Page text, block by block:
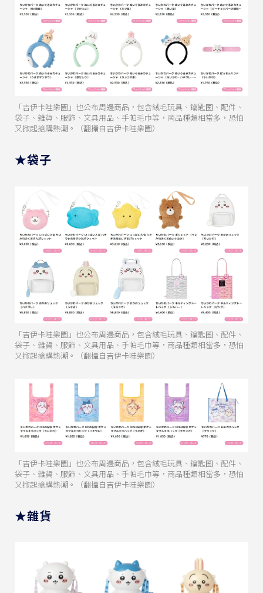
「吉伊卡哇樂園」也公布周邊商品，包含絨毛玩具、鑰匙圈、配件、
袋子、雜貨、服飾、文具用品、手帕毛巾等，商品種類相當多，恐怕
又掀起搶購熱潮。（翻攝自吉伊卡哇樂園）
★袋子
「吉伊卡哇樂園」也公布周邊商品，包含絨毛玩具、鑰匙圈、配件、
袋子、雜貨、服飾、文具用品、手帕毛巾等，商品種類相當多，恐怕
又掀起搶購熱潮。（翻攝自吉伊卡哇樂園）
「吉伊卡哇樂園」也公布周邊商品，包含絨毛玩具、鑰匙圈、配件、
袋子、雜貨、服飾、文具用品、手帕毛巾等，商品種類相當多，恐怕
又掀起搶購熱潮。（翻攝自吉伊卡哇樂園）
★雜貨